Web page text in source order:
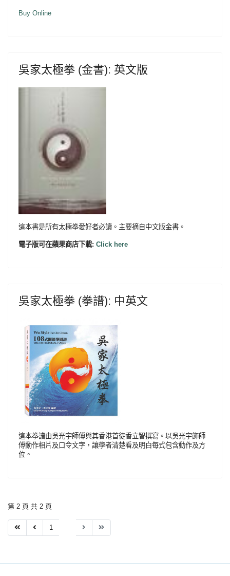
Buy Online
吳家太極拳 (金書): 英文版
這本書是所有太極拳愛好者必讀。主要摘自中文版金書。
電子版可在蘋果商店下載: Click here
吳家太極拳 (拳譜): 中英文
這本拳譜由吳光宇師傅與其香港首徒香立智撰寫。以吳光宇飾師
傅動作相片及口令文字，讓學者清楚看及明白每式包含動作及方
位。
第 2 頁 共 2 頁
1